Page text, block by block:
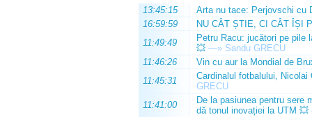
13:45:15
Arta nu tace: Perjovschi cu
16:59:59
NU CÂT ȘTIE, CI CÂT ÎȘI
11:49:49
Petru Racu: jucători pe pile
💥 —» Sandu GRECU
11:46:26
Vin cu aur la Mondial de
11:45:31
Cardinalul fotbalului,
GRECU
11:41:00
De la pasiunea pentru sere
dă tonul inovației la UTM 💥